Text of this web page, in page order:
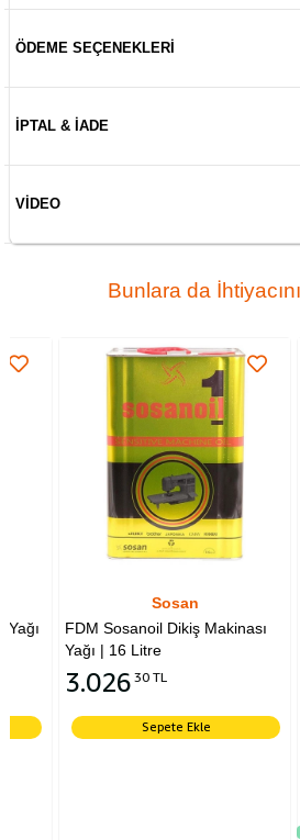
ÖDEME SEÇENEKLERI
İPTAL & İADE
VIDEO
Bunlara da
Sosan
FDM Sosanoil Dikiş Makinası
Yağı | 16 Litre
3.02630 TL
Sepete Ekle
FDM
Çok Al
Çok Al